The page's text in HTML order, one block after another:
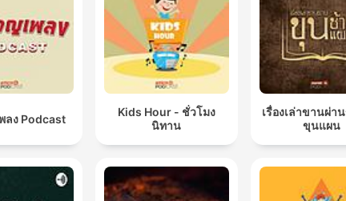
ลง Podcast
Kids Hour - ชั่วโมง
นิทาน
เรื่องเล่าขานผ่า
ขุนแผน